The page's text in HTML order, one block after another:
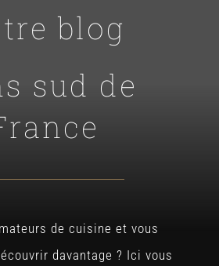
blog
sud de
de cuisine et vous
davantage ? Ici vous